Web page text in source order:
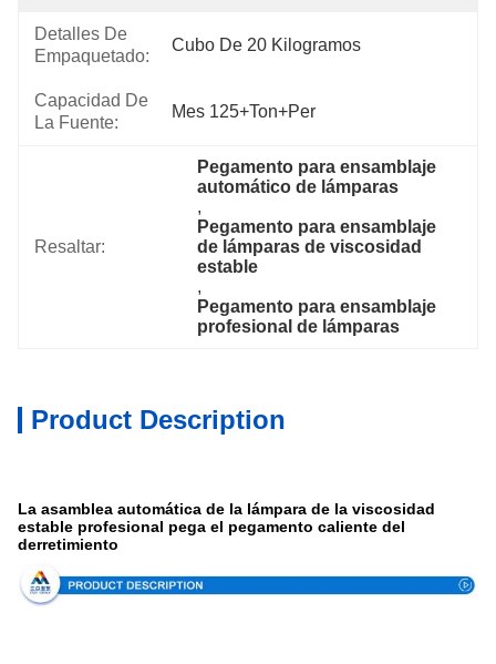
Detalles De
Empaquetado:
Cubo De 20 Kilogramos
Capacidad De
La Fuente:
Mes 125+Ton+per
Resaltar:
Pegamento para ensamblaje
automático de lámparas
,
Pegamento para ensamblaje
de lámparas de viscosidad
estable
,
Pegamento para ensamblaje
profesional de lámparas
Product Description
La asamblea automática de la lámpara de la viscosidad
estable profesional pega el pegamento caliente del
derretimiento